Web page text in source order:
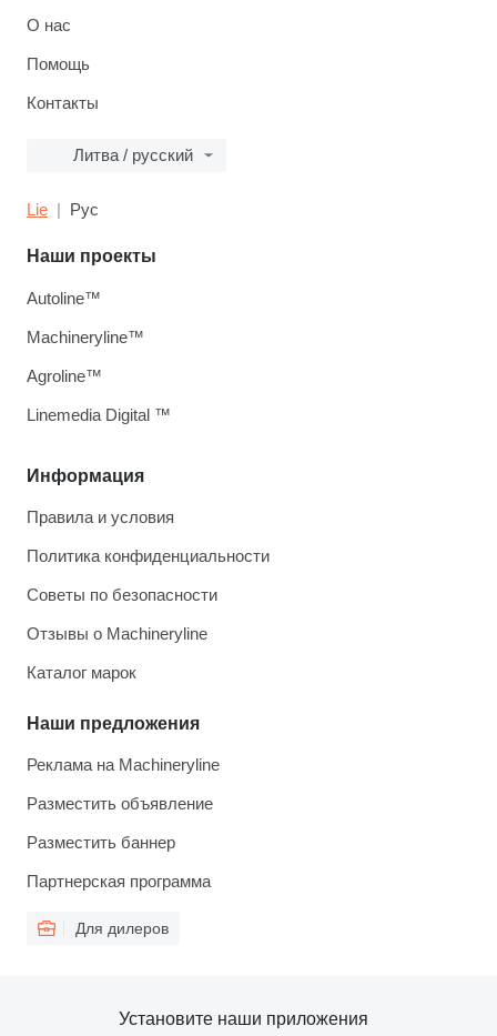
О нас
Помощь
Контакты
Литва / русский
Lie Рус
Информация
Правила и условия
Политика конфиденциальности
Советы по безопасности
Отзывы о Machineryline
Каталог марок
Наши предложения
Реклама на Machineryline
Разместить объявление
Разместить баннер
Партнерская программа
Для дилеров
Наши проекты
Autoline™
Machineryline™
Agroline™
Linemedia Digital ™
Установите наши приложения